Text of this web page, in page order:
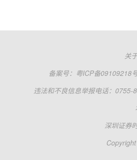
关
备案号： 粤ICP备09109218
违法和不良信息举报电话：0755-
深圳证券